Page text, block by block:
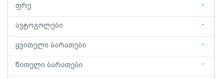
ფრე -
ავტოგოლები -
ყვითელი ბარათები -
წითელი ბარათები -